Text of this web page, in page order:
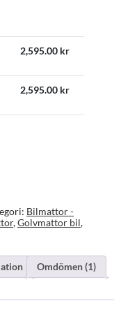
2,595.00 kr
2,595.00 kr
Bilmattor -
,Golvmattor bil,
Omdömen (1)